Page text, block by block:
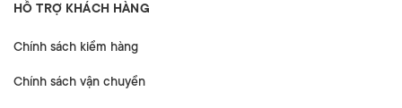
HỖ TRỢ KHÁCH HÀNG
Chính sách kiểm hàng
Chính sách vận chuyển